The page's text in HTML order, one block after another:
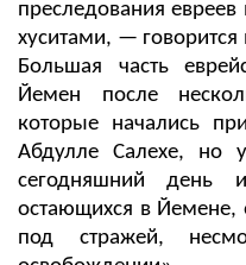
преследования
хуситами, —
Большая часть
Йемен после
которые начались
Абдулле Салехе, но
сегодняшний день
остающихся в Йемене,
под стражей,